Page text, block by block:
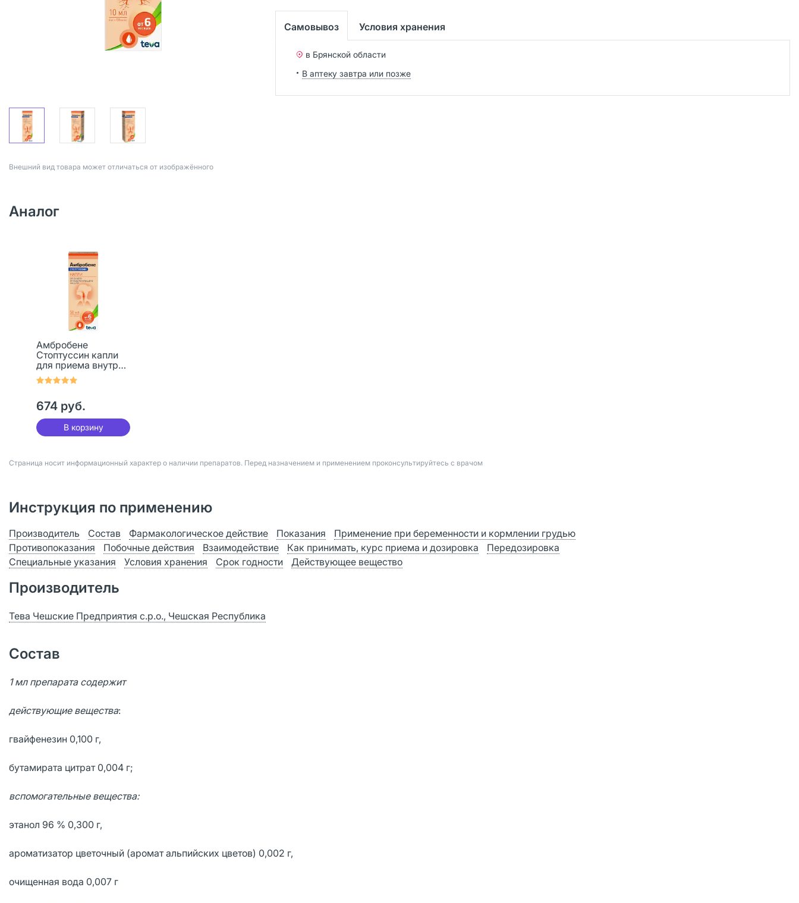
Bнешний вид товара может отличаться от изображённого
Самовывоз Условия хранения
в Брянской области
В аптеку завтра или позже
Аналог
Амбробене
Стоптуссин капли
для приема внутрь
4 мг+100 мг/мл фл-
кап 50 мл 1 шт
674 руб.
В корзину
Страница носит информационный характер о наличии препаратов. Перед назначением и применением проконсультируйтесь с врачом
Инструкция по применению
Производитель Состав Фармакологическое действие Показания
Применение при беременности и кормлении грудью
Противопоказания
Побочные действия Взаимодействие Как принимать, курс приема и дозировка
Передозировка
Специальные указания
Условия хранения Срок годности Действующее вещество
Производитель
Тева Чешские Предприятия с.р.о., Чешская Республика
Состав
1 мл препарата содержит
действующие вещества:
гвайфенезин 0,100 г,
бутамирата цитрат 0,004 г;
вспомогательные вещества:
этанол 96 % 0,300 г,
ароматизатор цветочный (аромат альпийских цветов) 0,002 г,
очищенная вода 0,007 г